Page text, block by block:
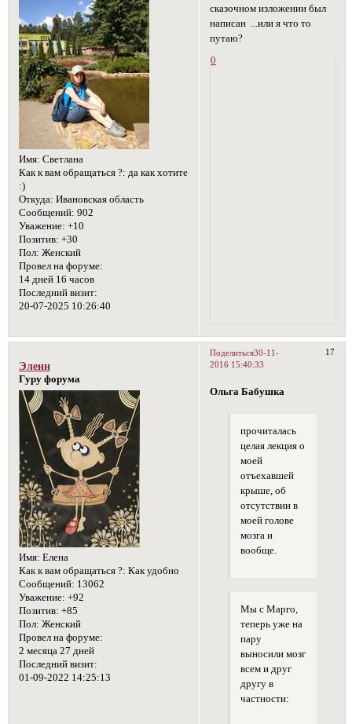
Имя: Светлана
Как к вам обращаться ?: да как хотите
:)
Откуда: Ивановская область
Сообщений: 902
Уважение: +10
Позитив: +30
Пол: Женский
Провел на форуме:
14 дней 16 часов
Последний визит:
20-07-2025 10:26:40
сказочном изложении был
написан ...или я что то
путаю?
0
Поделиться 17
30-11-
2016 15:40:33
Эленн
Гуру форума
Имя: Елена
Как к вам обращаться ?: Как удобно
Сообщений: 13062
Уважение: +92
Позитив: +85
Пол: Женский
Провел на форуме:
2 месяца 27 дней
Последний визит:
01-09-2022 14:25:13
Ольга Бабушка
прочиталась
целая лекция о
моей
отъехавшей
крыше, об
отсутствии в
моей голове
мозга и
вообще.
Мы с Марго,
теперь уже на
пару
выносили мозг
всем и друг
другу в
частности: